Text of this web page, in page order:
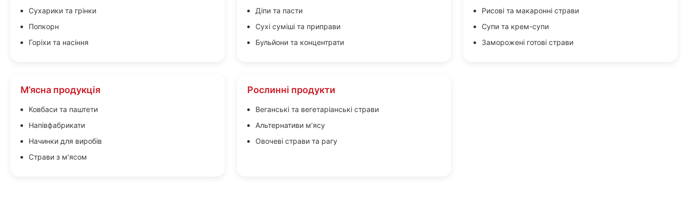
Сухарики та грінки
Попкорн
Горіхи та насіння
Діпи та пасти
Сухі суміші та приправи
Бульйони та концентрати
Рисові та макаронні страви
Супи та крем-супи
Заморожені готові страви
М’ясна продукція
Ковбаси та паштети
Напівфабрикати
Начинки для виробів
Страви з м’ясом
Рослинні продукти
Веганські та вегетаріанські страви
Альтернативи м’ясу
Овочеві страви та рагу